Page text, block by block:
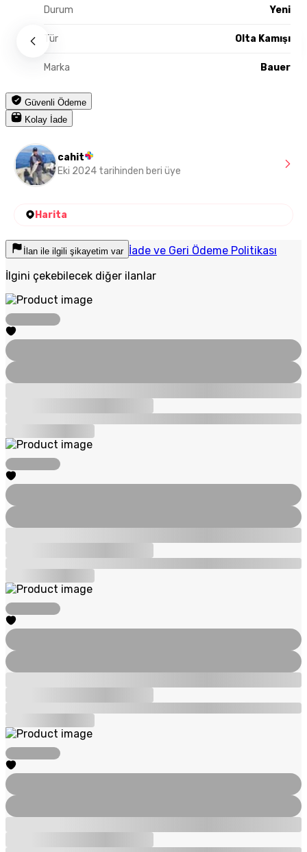
Durum Yeni
Tür Olta Kamışı
Marka Bauer
Güvenli Ödeme
Kolay İade
cahit
Eki 2024 tarihinden beri üye
Harita
İlan ile ilgili şikayetim var İade ve Geri Ödeme Politikası
İlgini çekebilecek diğer ilanlar